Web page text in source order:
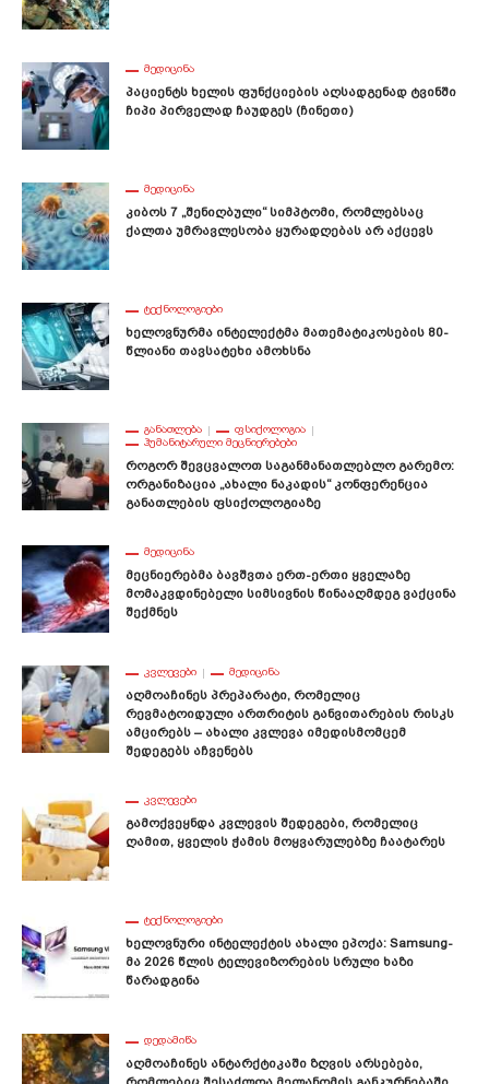
ᲛᲔᲓᲘᲪᲘᲜᲐ
Პაციენტს Ხელის Ფუნქციების Აღსადგენად Ტვინში
Ჩიპი Პირველად Ჩაუდგეს (ჩინეთი)
ᲛᲔᲓᲘᲪᲘᲜᲐ
Კიბოს 7 „შენიღბული“ Სიმპტომი, Რომლებსაც
Ქალთა Უმრავლესობა Ყურადღებას Არ Აქცევს
ᲢᲔᲥᲜᲝᲚᲝᲒᲘᲔᲑᲘ
Ხელოვნურმა Ინტელექტმა Მათემატიკოსების 80-
Წლიანი Თავსატეხი Ამოხსნა
ᲒᲐᲜᲐᲗᲚᲔᲑᲐ
ᲤᲡᲘᲥᲝᲚᲝᲒᲘᲐ
ᲰᲣᲛᲐᲜᲘᲢᲐᲠᲣᲚᲘ ᲛᲔᲪᲜᲘᲔᲠᲔᲑᲔᲑᲘ
Როგორ Შევცვალოთ Საგანმანათლებლო Გარემო:
Ორგანიზაცია „ახალი Ნაკადის“ Კონფერენცია
Განათლების Ფსიქოლოგიაზე
ᲛᲔᲓᲘᲪᲘᲜᲐ
Მეცნიერებმა Ბავშვთა Ერთ-Ერთი Ყველაზე
Მომაკვდინებელი Სიმსივნის Წინააღმდეგ Ვაქცინა
Შექმნეს
ᲙᲕᲚᲔᲕᲔᲑᲘ ᲛᲔᲓᲘᲪᲘᲜᲐ
Აღმოაჩინეს Პრეპარატი, Რომელიც
Რევმატოიდული Ართრიტის Განვითარების Რისკს
Ამცირებს – Ახალი Კვლევა Იმედისმომცემ
Შედეგებს Აჩვენებს
ᲙᲕᲚᲔᲕᲔᲑᲘ
Გამოქვეყნდა Კვლევის Შედეგები, Რომელიც
Ღამით, Ყველის Ჭამის Მოყვარულებზე Ჩაატარეს
ᲢᲔᲥᲜᲝᲚᲝᲒᲘᲔᲑᲘ
Ხელოვნური Ინტელექტის Ახალი Ეპოქა: Samsung-
Მა 2026 Წლის Ტელევიზორების Სრული Ხაზი
Წარადგინა
ᲓᲔᲓᲐᲛᲘᲬᲐ
Აღმოაჩინეს Ანტარქტიკაში Ზღვის Არსებები,